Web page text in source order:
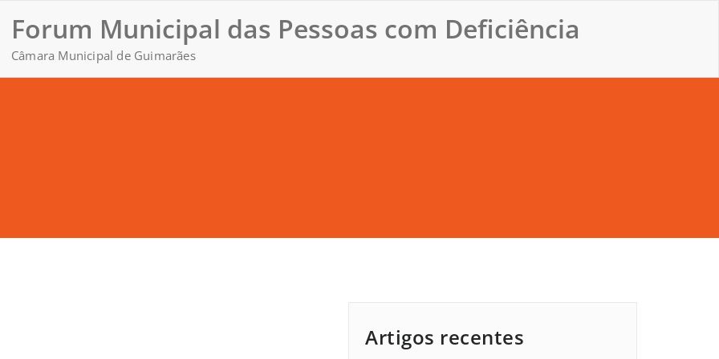
Forum Municipal das Pessoas com Deficiência
Câmara Municipal de Guimarães
Artigos recentes